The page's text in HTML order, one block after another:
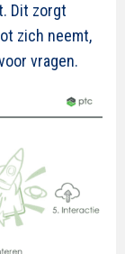
Dit zorgt
zich neemt,
vragen.